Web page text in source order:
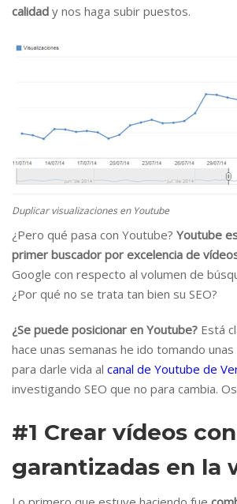
calidad y nos haga subir puestos.
Duplicar visualizaciones en Youtube
¿Pero qué pasa con Youtube? Youtube
primer buscador por excelencia de
Google con respecto al volumen de
¿Por qué no se trata tan bien su SEO?
¿Se puede posicionar en Youtube? Está
hace unas semanas he ido tomando
para darle vida al canal de Youtube de
investigando SEO que no para cambia.
#1 Crear vídeos
garantizadas en la